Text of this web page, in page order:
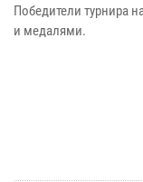
Победители турнира
и медалями.